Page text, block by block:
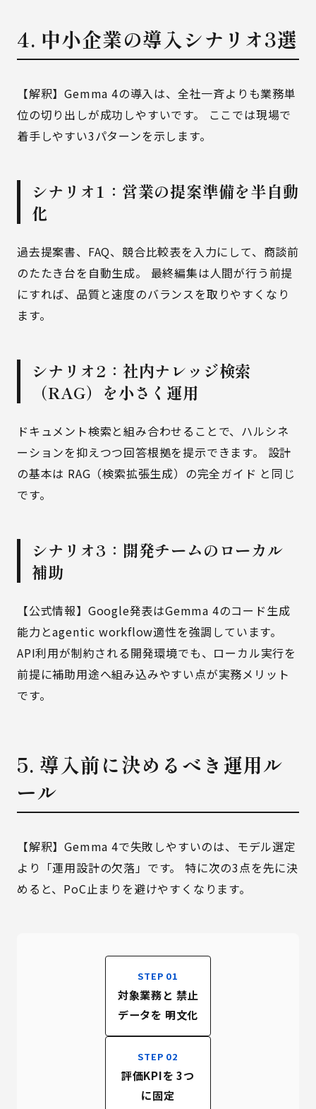
4. 中小企業の導入シナリオ3選
【解釈】Gemma 4の導入は、全社一斉よりも業務単
位の切り出しが成功しやすいです。 ここでは現場で
着手しやすい3パターンを示します。
シナリオ1：営業の提案準備を半自動
化
過去提案書、FAQ、競合比較表を入力にして、商談前
のたたき台を自動生成。 最終編集は人間が行う前提
にすれば、品質と速度のバランスを取りやすくなり
ます。
シナリオ2：社内ナレッジ検索
（RAG）を小さく運用
ドキュメント検索と組み合わせることで、ハルシネ
ーションを抑えつつ回答根拠を提示できます。 設計
の基本は RAG（検索拡張生成）の完全ガイド と同じ
です。
シナリオ3：開発チームのローカル
補助
【公式情報】Google発表はGemma 4のコード生成
能力とagentic workflow適性を強調しています。
API利用が制約される開発環境でも、ローカル実行を
前提に補助用途へ組み込みやすい点が実務メリット
です。
5. 導入前に決めるべき運用ル
ール
【解釈】Gemma 4で失敗しやすいのは、モデル選定
より「運用設計の欠落」です。 特に次の3点を先に決
めると、PoC止まりを避けやすくなります。
STEP 01
対象業務と 禁止
データを 明文化
STEP 02
評価KPIを 3つ
に固定